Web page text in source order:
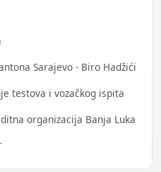
Sarajevo - Biro Hadžići
testova i vozačkog ispita
organizacija Banja Luka